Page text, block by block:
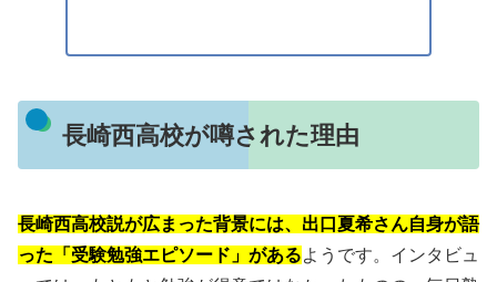
長崎西高校が噂された理由
長崎西高校説が広まった背景には、出口夏希さん自身が語
った「受験勉強エピソード」があるようです。インタビュ